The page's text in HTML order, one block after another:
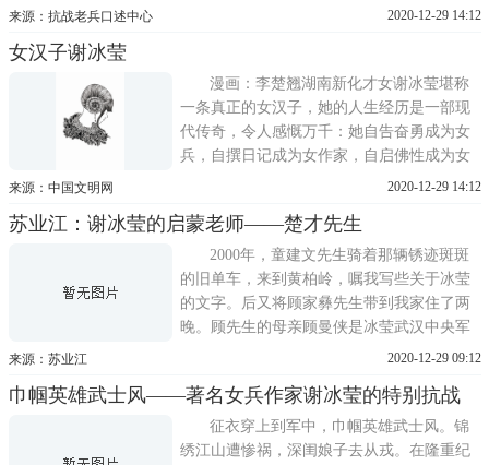
透着大家闺秀的气质。她的人生和创作道路
位。谢冰莹1926年冬考入黄埔军校武汉分
校，成为中国近代史上第一批女兵中
来源：抗战老兵口述中心 2020-12-29 14:12
女汉子谢冰莹
漫画：李楚翘湖南新化才女谢冰莹堪称
一条真正的女汉子，她的人生经历是一部现
代传奇，令人感慨万千：她自告奋勇成为女
兵，自撰日记成为女作家，自启佛性成为女
居士。在一条蜿蜒曲折的荆棘路上，她行走
终获正觉正悟。谢冰莹的父亲知识渊博，母
亲性格强悍。她是父母膝下的幼女，上有三
个哥哥和一个姐姐，他们
来源：中国文明网 2020-12-29 14:12
苏业江：谢冰莹的启蒙老师——楚才先生
2000年，童建文先生骑着那辆锈迹斑斑
的旧单车，来到黄柏岭，嘱我写些关于冰莹
的文字。后又将顾家彝先生带到我家住了两
晚。顾先生的母亲顾曼侠是冰莹武汉中央军
校女生队的同学。终于促成我写下《湘中才
表。许多热心人来信来电打听那位流鼻涕的
塾馆先生的名字，我没有及时作答。这位特
殊的先生姓谢，号楚才，单名一
来源：苏业江 2020-12-29 09:12
巾帼英雄武士风——著名女兵作家谢冰莹的特别抗战
征衣穿上到军中，巾帼英雄武士风。锦
绣江山遭惨祸，深闺娘子去从戎。在隆重纪